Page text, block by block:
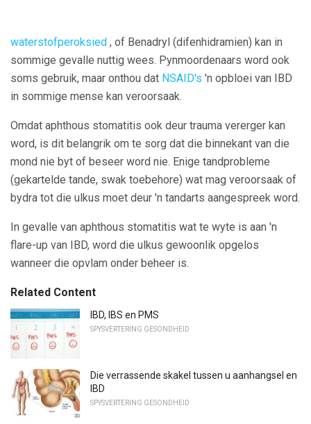
waterstofperoksied , of Benadryl (difenhidramien) kan in
sommige gevalle nuttig wees. Pynmoordenaars word ook
soms gebruik, maar onthou dat NSAID's 'n opbloei van IBD
in sommige mense kan veroorsaak.
Omdat aphthous stomatitis ook deur trauma vererger kan
word, is dit belangrik om te sorg dat die binnekant van die
mond nie byt of beseer word nie. Enige tandprobleme
(gekartelde tande, swak toebehore) wat mag veroorsaak of
bydra tot die ulkus moet deur 'n tandarts aangespreek word.
In gevalle van aphthous stomatitis wat te wyte is aan 'n
flare-up van IBD, word die ulkus gewoonlik opgelos
wanneer die opvlam onder beheer is.
Related Content
IBD, IBS en PMS
SPYSVERTERING GESONDHEID
Die verrassende skakel tussen u aanhangsel en
IBD
SPYSVERTERING GESONDHEID